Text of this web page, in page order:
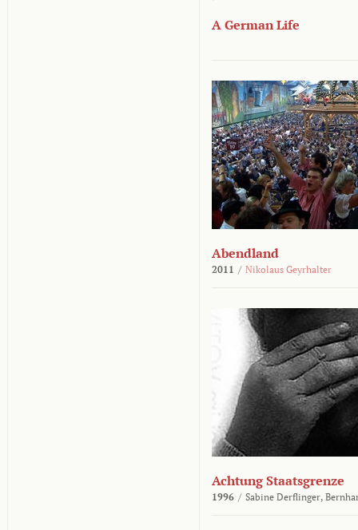
A German Life
Abendland
2011 / Nikolaus Geyrhalter
Achtung Staatsgrenze
1996 / Sabine Derflinger,